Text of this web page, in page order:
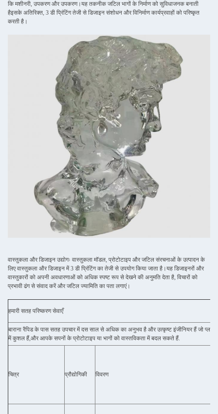
कि मशीनरी, उपकरण और उपकरण।यह तकनीक जटिल भागों के निर्माण को सुविधाजनक बनाती
हैइसके अतिरिक्त, 3 डी प्रिंटिंग तेजी से डिजाइन संशोधन और विनिर्माण कार्यप्रवाहों को परिष्कृत
करती है।
वास्तुकला और डिजाइन उद्योगः वास्तुकला मॉडल, प्रोटोटाइप और जटिल संरचनाओं के उत्पादन के
लिए वास्तुकला और डिजाइन में 3 डी प्रिंटिंग का तेजी से उपयोग किया जाता है।यह डिजाइनरों और
वास्तुकारों को अपनी अवधारणाओं को अधिक स्पष्ट रूप से देखने की अनुमति देता है, विचारों को
प्रभावी ढंग से संवाद करें और जटिल ज्यामिति का पता लगाएं।
हमारी सतह परिष्करण सेवाएँ
बाराना रैपिड के पास सतह उपचार में दस साल से अधिक का अनुभव है और उत्कृष्ट इंजीनियर हैं जो
में कुशल हैं,और आपके सपनों के प्रोटोटाइप या भागों को वास्तविकता में बदल सकते हैं.
चित्र प्रौद्योगिकी विवरण